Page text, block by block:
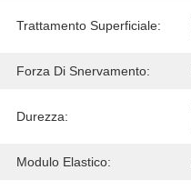
Trattamento Superficiale:
Forza Di Snervamento:
Durezza:
Modulo Elastico: